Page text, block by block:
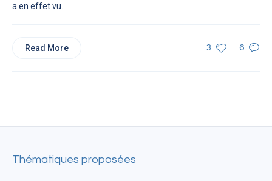
a en effet vu...
3 6
Read More
Thématiques proposées